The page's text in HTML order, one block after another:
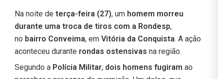
Na noite de terça-feira (27), um homem morreu
durante uma troca de tiros com a Rondesp,
no bairro Conveima, em Vitória da Conquista. A ação
aconteceu durante rondas ostensivas na região.
Segundo a Polícia Militar, dois homens fugiram ao